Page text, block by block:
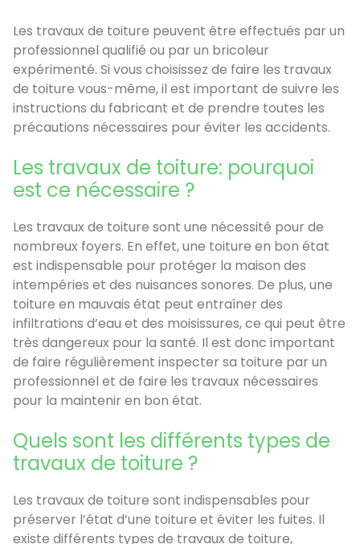
Les travaux de toiture peuvent être effectués par un
professionnel qualifié ou par un bricoleur
expérimenté. Si vous choisissez de faire les travaux
de toiture vous-même, il est important de suivre les
instructions du fabricant et de prendre toutes les
précautions nécessaires pour éviter les accidents.
Les travaux de toiture: pourquoi
est ce nécessaire ?
Les travaux de toiture sont une nécessité pour de
nombreux foyers. En effet, une toiture en bon état
est indispensable pour protéger la maison des
intempéries et des nuisances sonores. De plus, une
toiture en mauvais état peut entraîner des
infiltrations d’eau et des moisissures, ce qui peut être
très dangereux pour la santé. Il est donc important
de faire régulièrement inspecter sa toiture par un
professionnel et de faire les travaux nécessaires
pour la maintenir en bon état.
Quels sont les différents types de
travaux de toiture ?
Les travaux de toiture sont indispensables pour
préserver l’état d’une toiture et éviter les fuites. Il
existe différents types de travaux de toiture,